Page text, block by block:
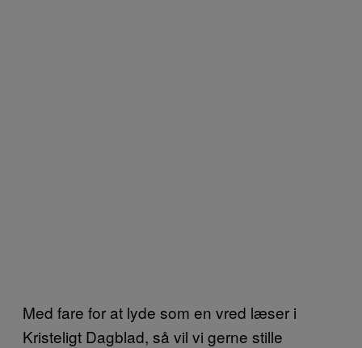
Med fare for at lyde som en vred læser i
Kristeligt Dagblad, så vil vi gerne stille